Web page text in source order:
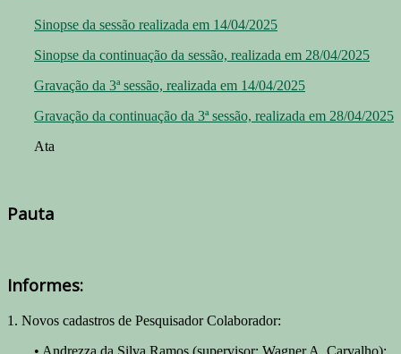
Sinopse da sessão realizada em 14/04/2025
Sinopse da continuação da sessão, realizada em 28/04/2025
Gravação da 3ª sessão, realizada em 14/04/2025
Gravação da continuação da 3ª sessão, realizada em 28/04/2025
Ata
Pauta
Informes:
1. Novos cadastros de Pesquisador Colaborador:
• Andrezza da Silva Ramos (supervisor: Wagner A. Carvalho);